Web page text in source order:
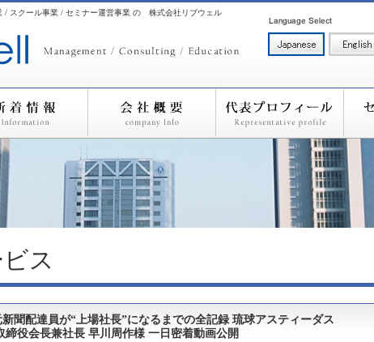
スクール事業 / セミナー運営事業 の 株式会社リブウェル
ス
聞配達員が“上場社長”になるまでの全記録 琉球アスティーダス
役会長兼社長 早川周作様 一日密着動画公開